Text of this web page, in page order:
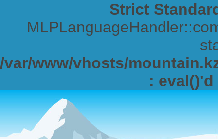
Strict
/var/www/vhosts/
: